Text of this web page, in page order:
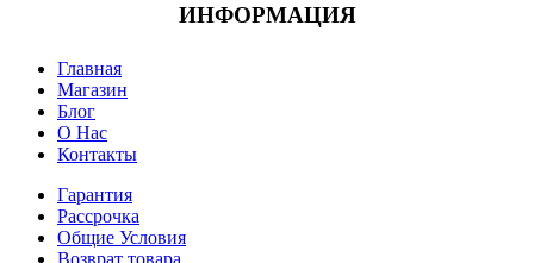
ИНФОРМАЦИЯ
Главная
Магазин
Блог
О Нас
Контакты
Гарантия
Рассрочка
Общие Условия
Возврат товара